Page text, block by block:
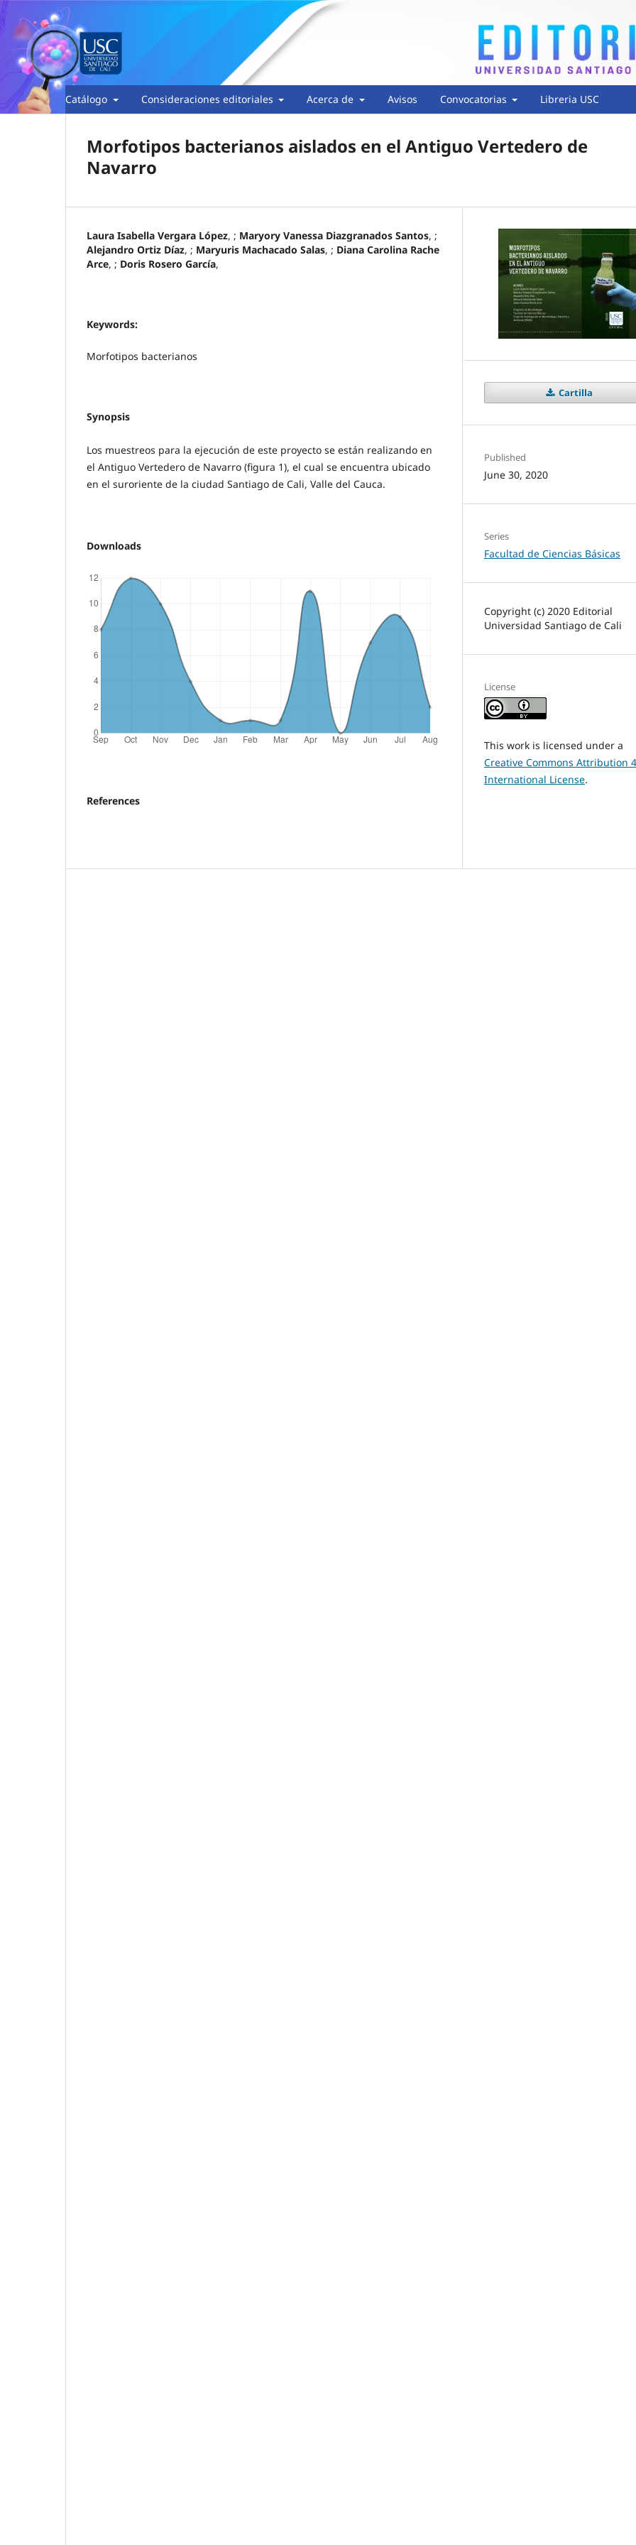
Catálogo Consideraciones editoriales Acerca de Avisos Convocatorias Libreria USC
Morfotipos bacterianos aislados en el Antiguo Vertedero de
Navarro
Laura Isabella Vergara López, ; Maryory Vanessa Diazgranados Santos, ;
Alejandro Ortiz Díaz, ; Maryuris Machacado Salas, ; Diana Carolina Rache
Arce, ; Doris Rosero García,
Keywords:
Morfotipos bacterianos
Synopsis
Los muestreos para la ejecución de este proyecto se están realizando en
el Antiguo Vertedero de Navarro (figura 1), el cual se encuentra ubicado
en el suroriente de la ciudad Santiago de Cali, Valle del Cauca.
Downloads
References
Cartilla
Published
June 30, 2020
Series
Facultad de Ciencias Básicas
Copyright (c) 2020 Editorial
Universidad Santiago de Cali
License
This work is licensed under a
Creative Commons Attribution
International License.